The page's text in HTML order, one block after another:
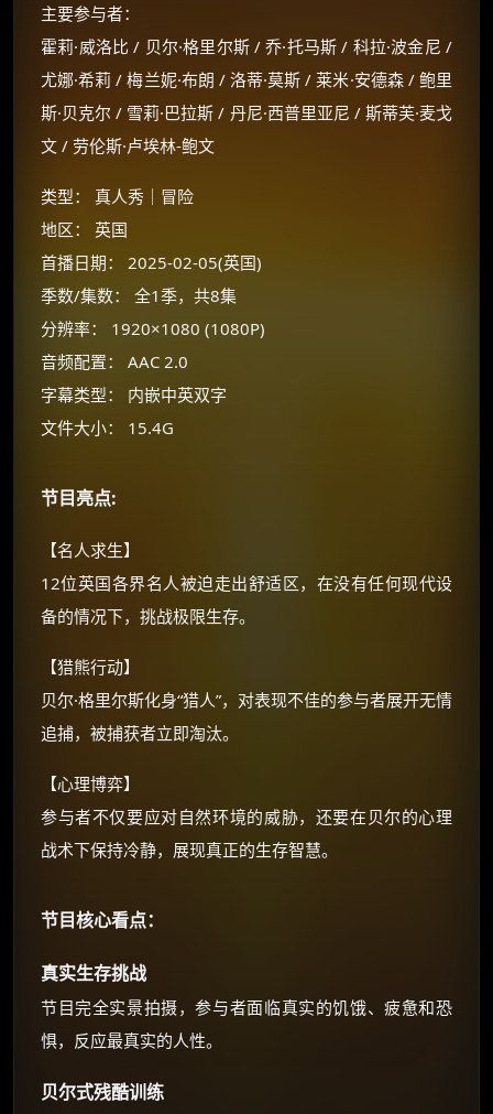
主要参与者：
霍莉·威洛比 / 贝尔·格里尔斯 / 乔·托马斯 / 科拉·波金尼 /
尤娜·希莉 / 梅兰妮·布朗 / 洛蒂·莫斯 / 莱米·安德森 / 鲍里
斯·贝克尔 / 雪莉·巴拉斯 / 丹尼·西普里亚尼 / 斯蒂芙·麦戈
文 / 劳伦斯·卢埃林-鲍文
类型： 真人秀｜冒险
地区： 英国
首播日期： 2025-02-05(英国)
季数/集数： 全1季，共8集
分辨率： 1920×1080 (1080P)
音频配置： AAC 2.0
字幕类型： 内嵌中英双字
文件大小： 15.4G
节目亮点:
【名人求生】
12位英国各界名人被迫走出舒适区，在没有任何现代设
备的情况下，挑战极限生存。
【猎熊行动】
贝尔·格里尔斯化身“猎人”，对表现不佳的参与者展开无情
追捕，被捕获者立即淘汰。
【心理博弈】
参与者不仅要应对自然环境的威胁，还要在贝尔的心理
战术下保持冷静，展现真正的生存智慧。
节目核心看点：
真实生存挑战
节目完全实景拍摄，参与者面临真实的饥饿、疲惫和恐
惧，反应最真实的人性。
贝尔式残酷训练
☕
还有支付宝现金红包、外卖红包、
优惠券、活动红包，每日可领。
☕ 海外大侠？通过 Ko-fi 赐茶